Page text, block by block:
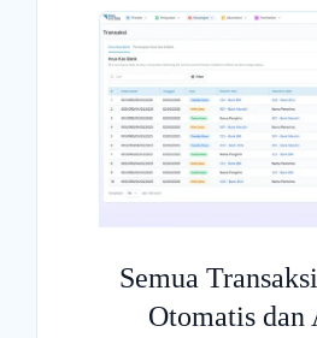
Semua
Otomatis dan